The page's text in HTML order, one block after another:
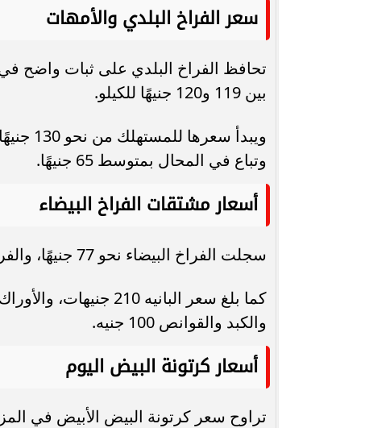
سعر الفراخ البلدي والأمهات
تحافظ الفراخ البلدي على ثبات واضح
بين 119 و120 جنيهًا للكيلو.
وتباع في المحال بمتوسط 65 جنيهًا.
أسعار مشتقات الفراخ البيضاء
سجلت الفراخ البيضاء نحو 77 جنيهًا، والفراخ الحمراء 100 جنيه، والفراخ البلدي 135 جنيهًا.
والكبد والقوانص 100 جنيه.
أسعار كرتونة البيض اليوم